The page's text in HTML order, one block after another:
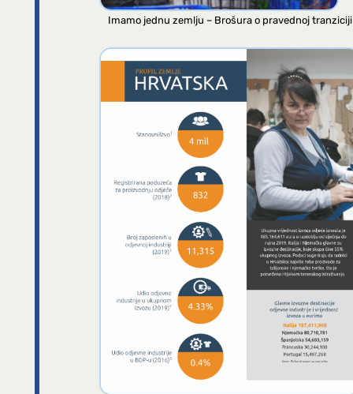
Imamo jednu zemlju – Brošura o pravednoj tranziciji